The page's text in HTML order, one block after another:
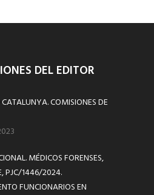
DEL EDITOR
COMISIONES DE
MÉDICOS FORENSES,
PJC/1446/2024.
FUNCIONARIOS EN